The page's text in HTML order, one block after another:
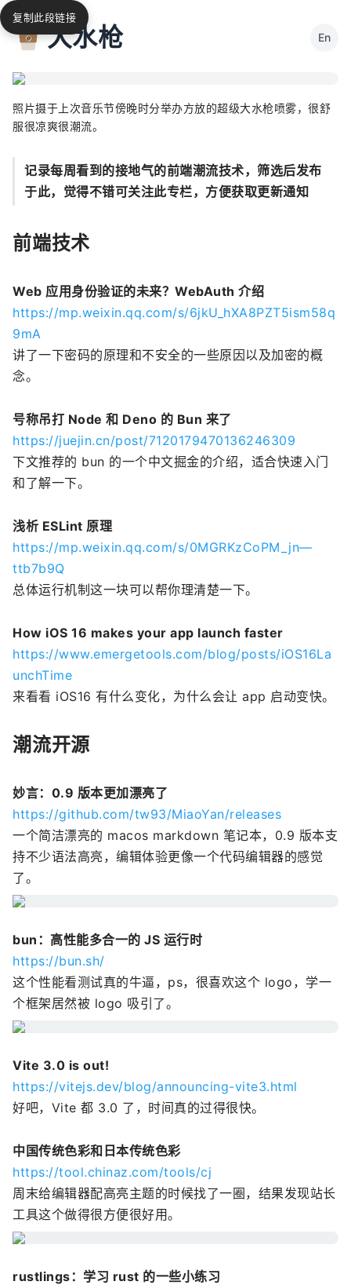
大水枪 En
照片摄于上次音乐节傍晚时分举办方放的超级大水枪喷雾，很舒
服很凉爽很潮流。
记录每周看到的接地气的前端潮流技术，筛选后发布
于此，觉得不错可关注此专栏，方便获取更新通知
前端技术
Web 应用身份验证的未来？WebAuth 介绍
https://mp.weixin.qq.com/s/6jkU_hXA8PZT5ism58q
9mA
讲了一下密码的原理和不安全的一些原因以及加密的概
念。
号称吊打 Node 和 Deno 的 Bun 来了
https://juejin.cn/post/7120179470136246309
下文推荐的 bun 的一个中文掘金的介绍，适合快速入门
和了解一下。
浅析 ESLint 原理
https://mp.weixin.qq.com/s/0MGRKzCoPM_jn—
ttb7b9Q
总体运行机制这一块可以帮你理清楚一下。
How iOS 16 makes your app launch faster
https://www.emergetools.com/blog/posts/iOS16La
unchTime
来看看 iOS16 有什么变化，为什么会让 app 启动变快。
潮流开源
妙言：0.9 版本更加漂亮了
https://github.com/tw93/MiaoYan/releases
一个简洁漂亮的 macos markdown 笔记本，0.9 版本支
持不少语法高亮，编辑体验更像一个代码编辑器的感觉
了。
bun：高性能多合一的 JS 运行时
https://bun.sh/
这个性能看测试真的牛逼，ps，很喜欢这个 logo，学一
个框架居然被 logo 吸引了。
Vite 3.0 is out!
https://vitejs.dev/blog/announcing-vite3.html
好吧，Vite 都 3.0 了，时间真的过得很快。
中国传统色彩和日本传统色彩
https://tool.chinaz.com/tools/cj
周末给编辑器配高亮主题的时候找了一圈，结果发现站长
工具这个做得很方便很好用。
rustlings：学习 rust 的一些小练习
复制此段链接